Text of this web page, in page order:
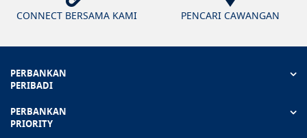
CONNECT BERSAMA KAMI PENCARI CAWANGAN
PERBANKAN
PERIBADI
PERBANKAN
PRIORITY